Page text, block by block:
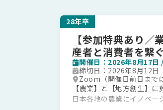
・普段食べている野菜や果
・農業のプロたちを支え、
・まずは1時間で効率よく
※服装は自由です！
28年卒
【参加特典あり
産者と消費者を繋
パニー！
開催日：2026年8月17日
締切日：2026年8月12日
Zoom（開催日前日まで
・時間になりましたら、
・開始から一定時間が
【農業】と【地方創生】に
日本各地の農業にイノベー